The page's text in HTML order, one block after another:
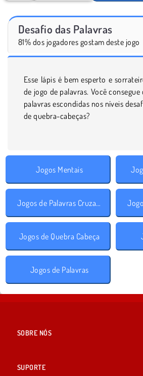
Desafio das Palavras
81% dos jogadores gostam deste jogo
Esse lápis é bem esperto e
de jogo de palavras. Você
palavras escondidas nos níveis
de quebra-cabeças?
Jogos Mentais
Jogos de Palavras Cruzadas
Jogos de Quebra Cabeça
Jogos de Palavras
SOBRE NÓS
SUPORTE